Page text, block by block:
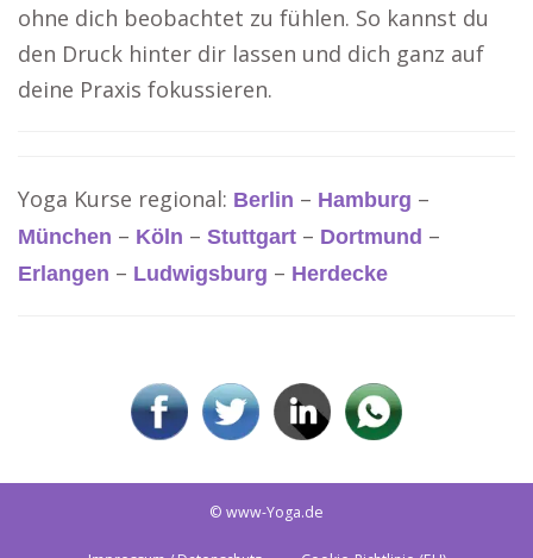
ohne dich beobachtet zu fühlen. So kannst du
den Druck hinter dir lassen und dich ganz auf
deine Praxis fokussieren.
Yoga Kurse regional: Berlin – Hamburg –
München – Köln – Stuttgart – Dortmund –
Erlangen – Ludwigsburg – Herdecke
© www-Yoga.de